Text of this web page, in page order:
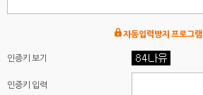
자동입력방지 프로그램
인증키 보기
인증키 입력